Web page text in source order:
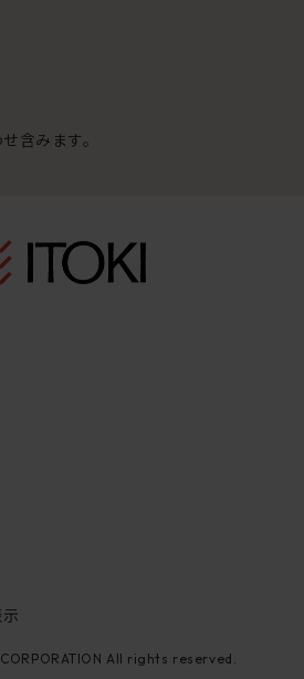
含みます。
All rights reserved.